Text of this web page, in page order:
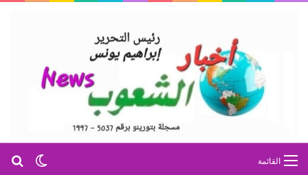
الوضع القائمة